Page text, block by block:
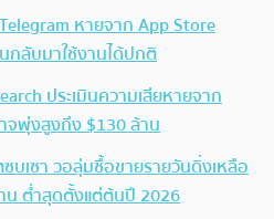
หายจาก App Store
กลับมาใช้งานได้ปกติ
ประเมินความเสียหายจาก
จพุ่งสูงถึง $130 ล้าน
บเซา วอลุ่มซื้อขายรายวันดิ่งเหลือ
น ต่ำสุดตั้งแต่ต้นปี 2026